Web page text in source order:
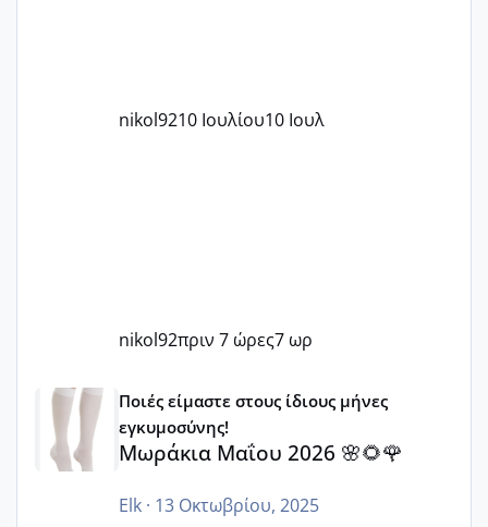
nikol9210 Ιουλίου10 Ιουλ
nikol92πριν 7 ώρες7 ωρ
Μωράκια Μαΐου 2026 🌸🌻🌹
Ποιές είμαστε στους ίδιους μήνες
εγκυμοσύνης!
Μωράκια Μαΐου 2026 🌸🌻🌹
Elk· 13 Οκτωβρίου, 2025